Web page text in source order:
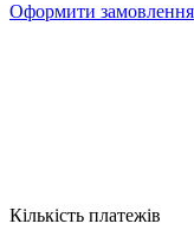
Оформити замовлення
Кількість платежів